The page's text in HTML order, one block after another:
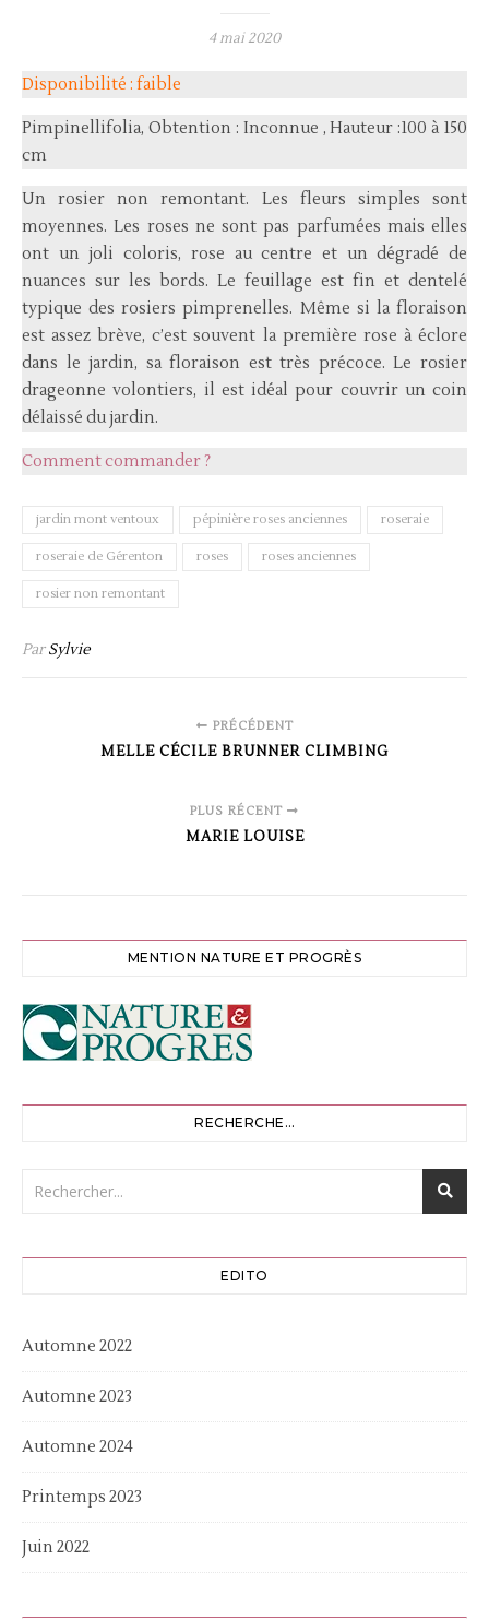
4 mai 2020
Disponibilité : faible
Pimpinellifolia, Obtention : Inconnue , Hauteur :100 à 150
cm
Un rosier non remontant. Les fleurs simples sont
moyennes. Les roses ne sont pas parfumées mais elles
ont un joli coloris, rose au centre et un dégradé de
nuances sur les bords. Le feuillage est fin et dentelé
typique des rosiers pimprenelles. Même si la floraison
est assez brève, c’est souvent la première rose à éclore
dans le jardin, sa floraison est très précoce. Le rosier
drageonne volontiers, il est idéal pour couvrir un coin
délaissé du jardin.
Comment commander ?
jardin mont ventoux pépinière roses anciennes roseraie
roseraie de Gérenton roses roses anciennes
rosier non remontant
ParSylvie
PRÉCÉDENT
MELLE CÉCILE BRUNNER CLIMBING
PLUS RÉCENT
MARIE LOUISE
MENTION NATURE ET PROGRÈS
RECHERCHE…
EDITO
Automne 2022
Automne 2023
Automne 2024
Printemps 2023
Juin 2022